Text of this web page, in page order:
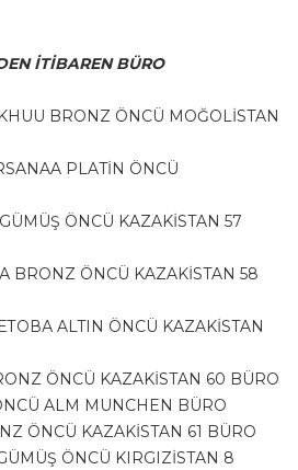
İTİBAREN BÜRO
BRONZ ÖNCÜ MOĞOLİSTAN
PLATİN ÖNCÜ
ÖNCÜ KAZAKİSTAN 57
ÖNCÜ KAZAKİSTAN 58
ALTIN ÖNCÜ KAZAKİSTAN
ÖNCÜ KAZAKİSTAN 60 BÜRO
ALM MUNCHEN BÜRO
ÖNCÜ KAZAKİSTAN 61 BÜRO
ÖNCÜ KIRGIZİSTAN 8